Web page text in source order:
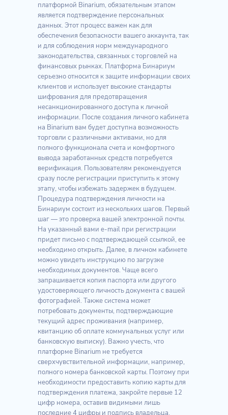
платформой Binarium, обязательным этапом
является подтверждение персональных
данных. Этот процесс важен как для
обеспечения безопасности вашего аккаунта, так
и для соблюдения норм международного
законодательства, связанных с торговлей на
финансовых рынках. Платформа Бинариум
серьезно относится к защите информации своих
клиентов и использует высокие стандарты
шифрования для предотвращения
несанкционированного доступа к личной
информации. После создания личного кабинета
на Binarium вам будет доступна возможность
торговли с различными активами, но для
полного функционала счета и комфортного
вывода заработанных средств потребуется
верификация. Пользователям рекомендуется
сразу после регистрации приступить к этому
этапу, чтобы избежать задержек в будущем.
Процедура подтверждения личности на
Бинариум состоит из нескольких шагов. Первый
шаг — это проверка вашей электронной почты.
На указанный вами e-mail при регистрации
придет письмо с подтверждающей ссылкой, ее
необходимо открыть. Далее, в личном кабинете
можно увидеть инструкцию по загрузке
необходимых документов. Чаще всего
запрашивается копия паспорта или другого
удостоверяющего личность документа с вашей
фотографией. Также система может
потребовать документы, подтверждающие
текущий адрес проживания (например,
квитанцию об оплате коммунальных услуг или
банковскую выписку). Важно учесть, что
платформе Binarium не требуется
сверхчувствительной информации, например,
полного номера банковской карты. Поэтому при
необходимости предоставить копию карты для
подтверждения платежа, закройте первые 12
цифр номера, оставив видимыми лишь
последние 4 цифры и подпись владельца.